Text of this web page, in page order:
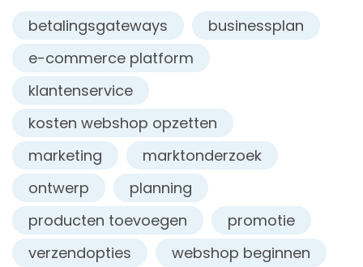
betalingsgateways
businessplan
e-commerce platform
klantenservice
kosten webshop opzetten
marketing
marktonderzoek
ontwerp
planning
producten toevoegen
promotie
verzendopties
webshop beginnen